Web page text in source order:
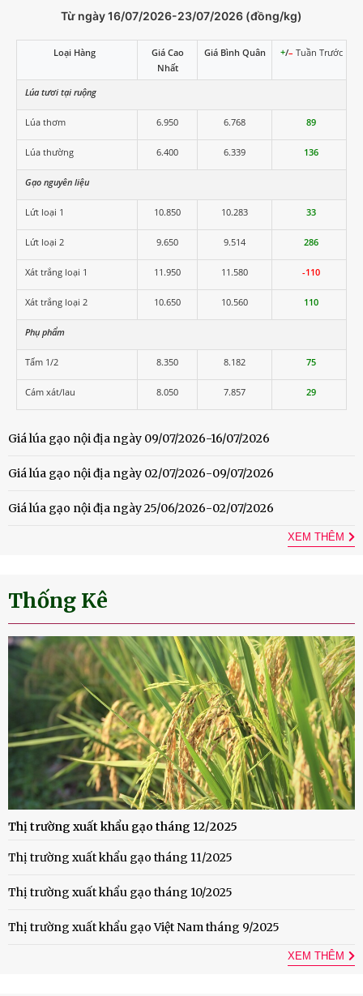
Từ ngày 16/07/2026-23/07/2026 (đồng/kg)
Loại Hàng
Giá Cao
Nhất
Giá Bình Quân +/– Tuần Trước
Lúa tươi tại ruộng
Lúa thơm 6.950 6.768 89
Lúa thường 6.400 6.339 136
Gạo nguyên liệu
Lứt loại 1 10.850 10.283 33
Lứt loại 2 9.650 9.514 286
Xát trắng loại 1 11.950 11.580 -110
Xát trắng loại 2 10.650 10.560 110
Phụ phẩm
Tấm 1/2 8.350 8.182 75
Cám xát/lau 8.050 7.857 29
Giá lúa gạo nội địa ngày 09/07/2026-16/07/2026
Giá lúa gạo nội địa ngày 02/07/2026-09/07/2026
Giá lúa gạo nội địa ngày 25/06/2026-02/07/2026
XEM THÊM
Thống Kê
Thị trường xuất khẩu gạo tháng 12/2025
Thị trường xuất khẩu gạo tháng 11/2025
Thị trường xuất khẩu gạo tháng 10/2025
Thị trường xuất khẩu gạo Việt Nam tháng 9/2025
XEM THÊM